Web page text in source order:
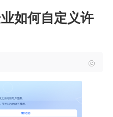
如何自定义许